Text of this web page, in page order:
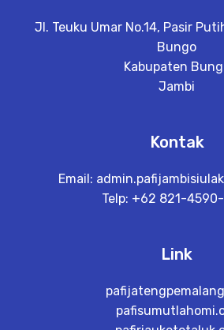
Jl. Teuku Umar No.14, Pasir
Bungo
Kabupaten
Jambi
Kontak
Email:
Telp: +62 821-
Link